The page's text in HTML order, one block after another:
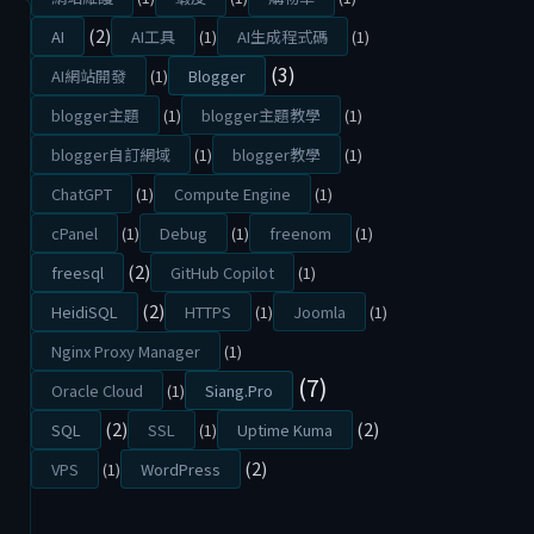
AI
(2) AI工具 (1) AI生成程式碼
(1)
AI網站開發
(1) Blogger (3)
blogger主題 (1) blogger主題教學
(1)
blogger自訂網域
(1) blogger教學
(1)
ChatGPT
(1) Compute Engine
(1)
cPanel
(1) Debug (1) freenom
(1)
freesql
(2) GitHub Copilot
(1)
HeidiSQL
(2) HTTPS (1) Joomla
(1)
Nginx Proxy Manager
(1)
Oracle Cloud
(1) Siang.Pro (7)
SQL (2) SSL (1) Uptime Kuma (2)
VPS (1) WordPress (2)